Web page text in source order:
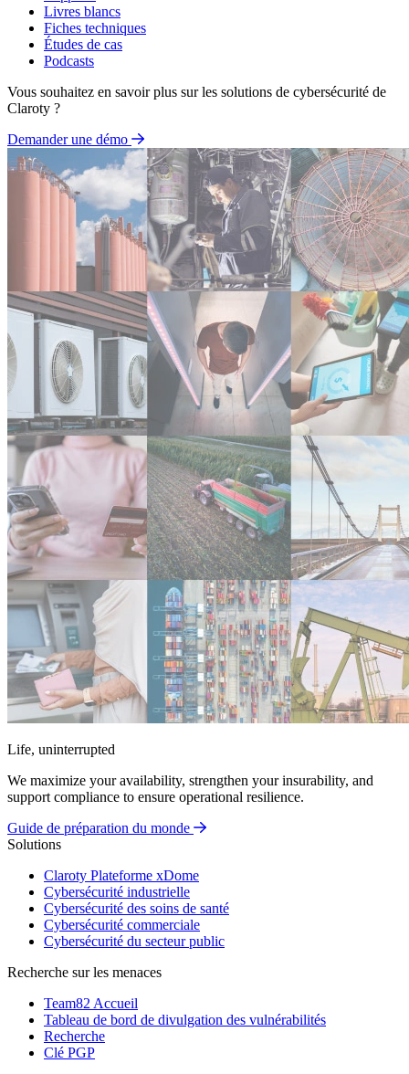
Livres blancs
Fiches techniques
Études de cas
Podcasts
Vous souhaitez en savoir plus sur les solutions de cybersécurité de
Claroty ?
Demander une démo
Life, uninterrupted
We maximize your availability, strengthen your insurability, and
support compliance to ensure operational resilience.
Guide de préparation du monde
Solutions
Claroty Plateforme xDome
Cybersécurité industrielle
Cybersécurité des soins de santé
Cybersécurité commerciale
Cybersécurité du secteur public
Recherche sur les menaces
Team82 Accueil
Tableau de bord de divulgation des vulnérabilités
Recherche
Clé PGP